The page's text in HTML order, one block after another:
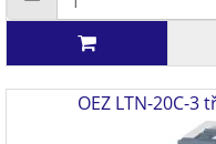
OEZ LTN-20C-3